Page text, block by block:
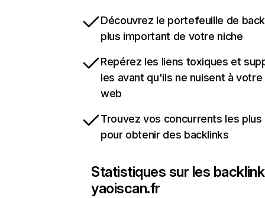
Découvrez le portefeuille de
plus important de votre niche
Repérez les liens toxiques et
les avant qu'ils ne nuisent à
web
Trouvez vos concurrents les
pour obtenir des backlinks
Statistiques sur les
yaoiscan.fr